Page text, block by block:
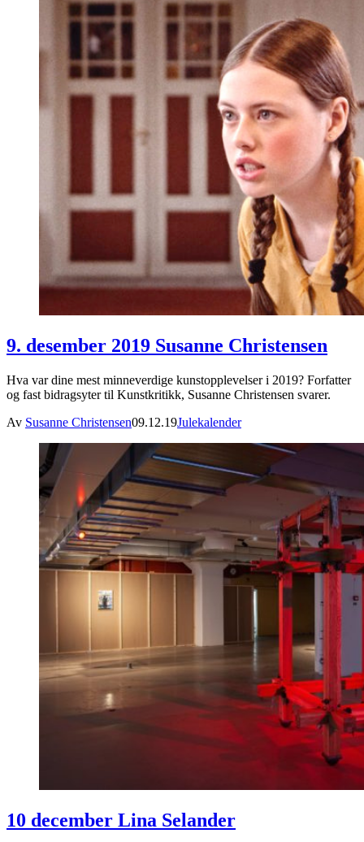
9. desember 2019 Susanne Christensen
Hva var dine mest minneverdige kunstopplevelser i 2019? Forfatter
og fast bidragsyter til Kunstkritikk, Susanne Christensen svarer.
Av Susanne Christensen09.12.19Julekalender
10 december Lina Selander